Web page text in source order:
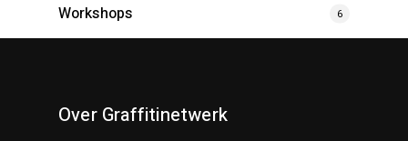
Workshops 6
Over Graffitinetwerk